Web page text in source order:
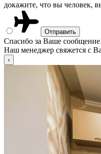
докажите, что вы человек,
Спасибо за Ваше
Наш менеджер свяжется с